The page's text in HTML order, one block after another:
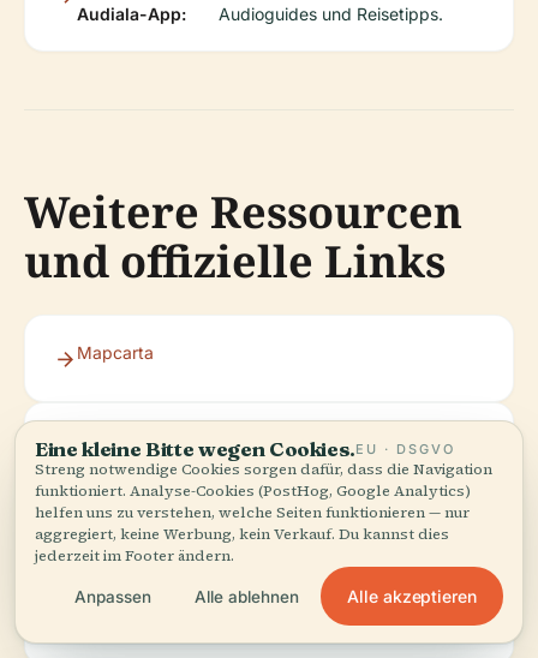
Audiala-App:
Audioguides und Reisetipps.
Weitere Ressourcen
und offizielle Links
Mapcarta
Wikipedia
Haaretz
Eine kleine Bitte wegen Cookies.EU · DSGVO
Streng notwendige Cookies sorgen dafür, dass die Navigation
funktioniert. Analyse-Cookies (PostHog, Google Analytics)
helfen uns zu verstehen, welche Seiten funktionieren — nur
aggregiert, keine Werbung, kein Verkauf. Du kannst dies
jederzeit im Footer ändern.
Anpassen Alle ablehnen Alle akzeptieren